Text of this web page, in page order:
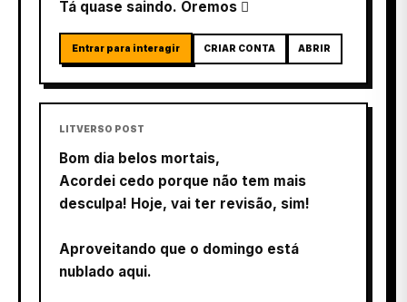
Tá quase saindo. Oremos 
Entrar para interagir CRIAR CONTA ABRIR
LITVERSO POST
Bom dia belos mortais,
Acordei cedo porque não tem mais
desculpa! Hoje, vai ter revisão, sim!
Aproveitando que o domingo está
nublado aqui.